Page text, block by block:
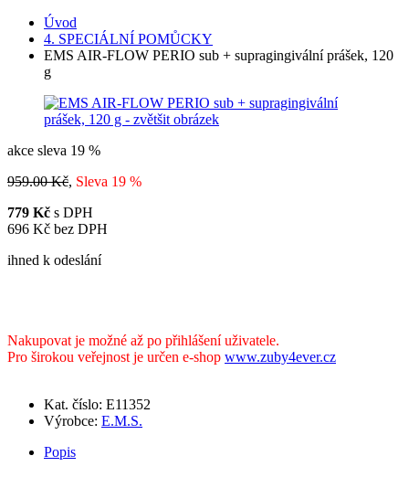
Úvod
4. SPECIÁLNÍ POMŮCKY
EMS AIR-FLOW PERIO sub + supragingivální prášek, 120
g
akce sleva 19 %
959.00 Kč, Sleva 19 %
779 Kč s DPH
696 Kč bez DPH
ihned k odeslání
Nakupovat je možné až po přihlášení uživatele.
Pro širokou veřejnost je určen e-shop www.zuby4ever.cz
Kat. číslo: E11352
Výrobce: E.M.S.
Popis